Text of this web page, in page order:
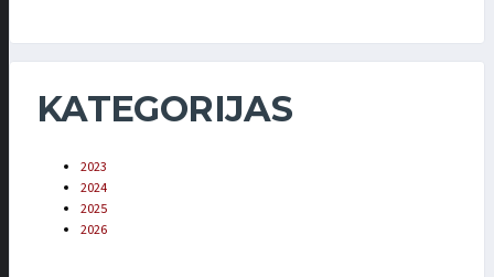
KATEGORIJAS
2023
2024
2025
2026